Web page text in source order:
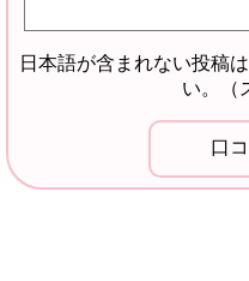
日本語が含まれない投稿
い。（